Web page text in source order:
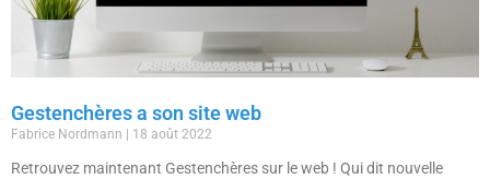
Gestenchères a son site web
Fabrice Nordmann 18 août 2022
Retrouvez maintenant Gestenchères sur le web ! Qui dit nouvelle